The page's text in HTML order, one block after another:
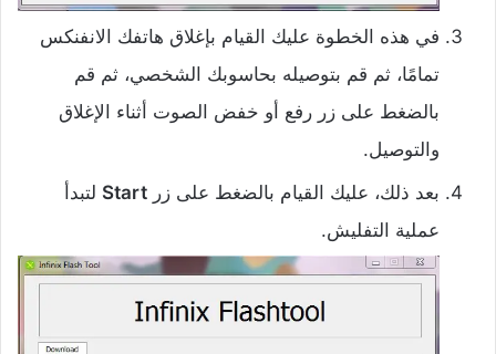
في هذه الخطوة عليك القيام بإغلاق هاتفك الانفنكس
تمامًا، ثم قم بتوصيله بحاسوبك الشخصي، ثم قم
بالضغط على زر رفع أو خفض الصوت أثناء الإغلاق
والتوصيل.
بعد ذلك، عليك القيام بالضغط على زر Start لتبدأ
عملية التفليش.